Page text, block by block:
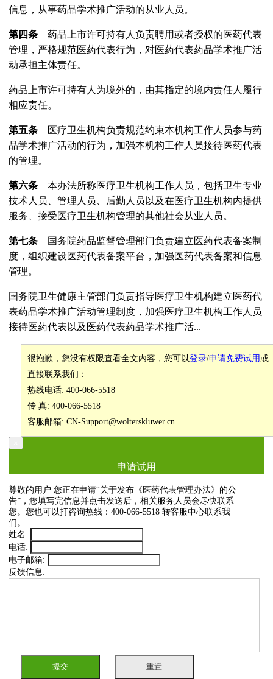
信息，从事药品学术推广活动的从业人员。
第四条药品上市许可持有人负责聘用或者授权的医药代表
管理，严格规范医药代表行为，对医药代表药品学术推广活
动承担主体责任。
药品上市许可持有人为境外的，由其指定的境内责任人履行
相应责任。
第五条 医疗卫生机构负责规范约束本机构工作人员参与药
品学术推广活动的行为，加强本机构工作人员接待医药代表
的管理。
第六条本办法所称医疗卫生机构工作人员，包括卫生专业
技术人员、管理人员、后勤人员以及在医疗卫生机构内提供
服务、接受医疗卫生机构管理的其他社会从业人员。
第七条 国务院药品监督管理部门负责建立医药代表备案制
度，组织建设医药代表备案平台，加强医药代表备案和信息
管理。
国务院卫生健康主管部门负责指导医疗卫生机构建立医药代
表药品学术推广活动管理制度，加强医疗卫生机构工作人员
接待医药代表以及医药代表药品学术推广活...
很抱歉，您没有权限查看全文内容，您可以登录/申请免费试用或
直接联系我们：
热线电话: 400-066-5518
传 真: 400-066-5518
客服邮箱: CN-Support@wolterskluwer.cn
申请试用
尊敬的用户 您正在申请“关于发布《医药代表管理办法》的公
告”，您填写完信息并点击发送后，相关服务人员会尽快联系
您。您也可以打咨询热线：400-066-5518 转客服中心联系我
们。
姓名:
电话:
电子邮箱:
反馈信息:
提交 重置